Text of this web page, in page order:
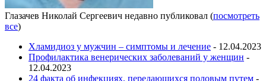
Глазачев Николай Сергеевич недавно публиковал (посмотреть
все)
Хламидиоз у мужчин – симптомы и лечение - 12.04.2023
Профилактика венерических заболеваний у женщин -
12.04.2023
24 факта об инфекциях, передающихся половым путем -